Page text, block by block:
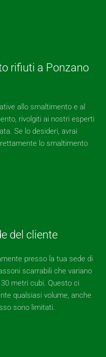
rifiuti a Ponzano
allo smaltimento e al
rivolgiti ai nostri esperti
Se lo desideri, avrai
lo smaltimento
del cliente
presso la tua sede di
scarrabili che variano
metri cubi. Questo ci
qualsiasi volume, anche
sono limitati.